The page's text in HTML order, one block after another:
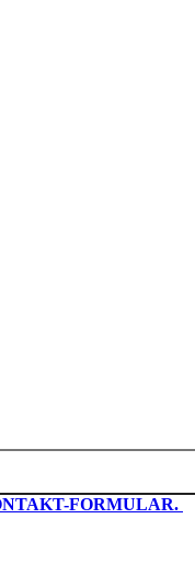
FORMULAR.